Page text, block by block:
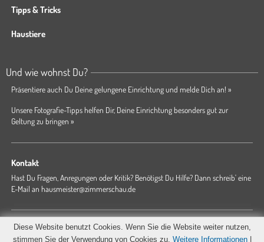
Tipps & Tricks
Haustiere
Und wie wohnst Du?
Präsentiere auch Du Deine gelungene Einrichtung und melde Dich an! »
Unsere Fotografie-Tipps helfen Dir, Deine Einrichtung besonders gut zur
Geltung zu bringen »
Kontakt
Hast Du Fragen, Anregungen oder Kritik? Benötigst Du Hilfe? Dann schreib' eine
E-Mail an hausmeister@zimmerschau.de
Forum Magazin AGB Presse Datenschutz
Impressum
Hausordnung
Diese Website benutzt Cookies. Wenn Sie die Website weiter nutzen,
stimmen Sie der Verwendung von Cookies zu. Weitere Informationen